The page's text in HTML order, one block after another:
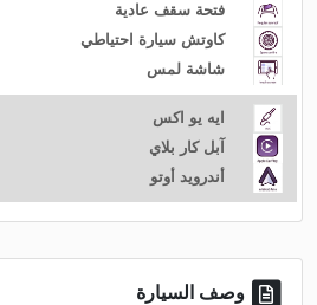
فتحة سقف عادية
كاوتش سيارة احتياطي
شاشة لمس
ايه يو اكس
آبل كار بلاي
أندرويد أوتو
وصف السيارة